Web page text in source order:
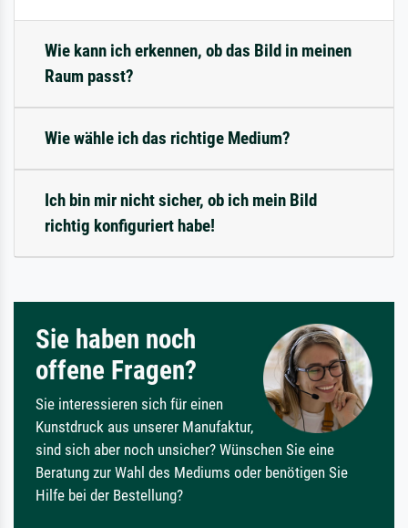
Wie kann ich erkennen, ob das Bild in meinen
Raum passt?
Wie wähle ich das richtige Medium?
Ich bin mir nicht sicher, ob ich mein Bild
richtig konfiguriert habe!
Sie haben noch
offene Fragen?
Sie interessieren sich für einen
Kunstdruck aus unserer Manufaktur,
sind sich aber noch unsicher? Wünschen Sie eine
Beratung zur Wahl des Mediums oder benötigen Sie
Hilfe bei der Bestellung?